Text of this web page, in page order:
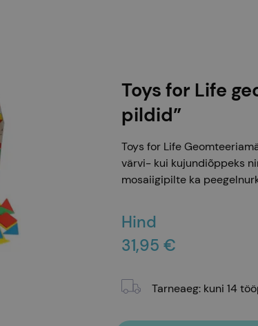
Toys for Life
pildid”
Toys for Life
värvi- kui kujundiõppeks
mosaiigipilte ka
Hind
31,95 €
Tarneaeg: kuni 14